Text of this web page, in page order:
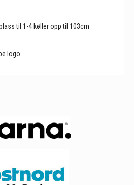
til 1-4 køller opp til 103cm
logo